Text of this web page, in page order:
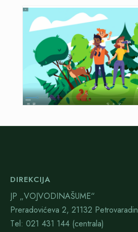
DIREKCIJA
JP „VOJVODINAŠUME“
Preradovićeva 2, 21132 Petrovaradin
Тel: 021 431 144 (centrala)